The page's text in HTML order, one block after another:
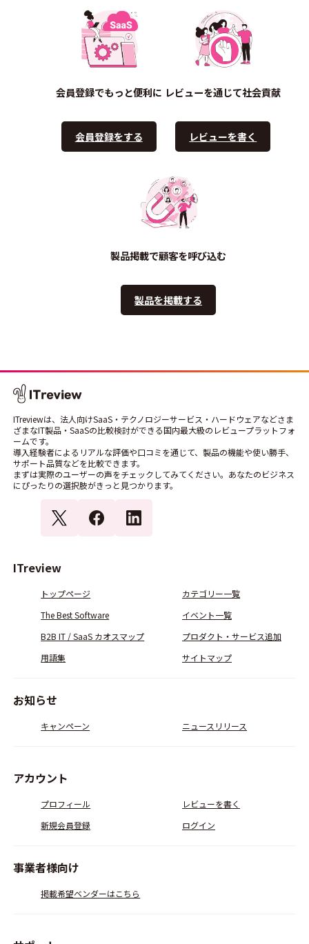
会員登録でもっと便利に
会員登録をする
レビューを通じて社会貢献
レビューを書く
製品掲載で顧客を呼び込む
製品を掲載する
ITreviewは、法人向けSaaS・テクノロジーサービス・ハードウェアなどさま
ざまなIT製品・SaaSの比較検討ができる国内最大級のレビュープラットフォ
ームです。
導入経験者によるリアルな評価や口コミを通じて、製品の機能や使い勝手、
サポート品質などを比較できます。
まずは実際のユーザーの声をチェックしてみてください。あなたのビジネス
にぴったりの選択肢がきっと見つかります。
ITreview
トップページ
カテゴリー一覧
The Best Software
イベント一覧
B2B IT / SaaS カオスマップ
プロダクト・サービス追加
用語集
サイトマップ
お知らせ
キャンペーン ニュースリリース
アカウント
プロフィール
レビューを書く
新規会員登録
ログイン
事業者様向け
掲載希望ベンダーはこちら